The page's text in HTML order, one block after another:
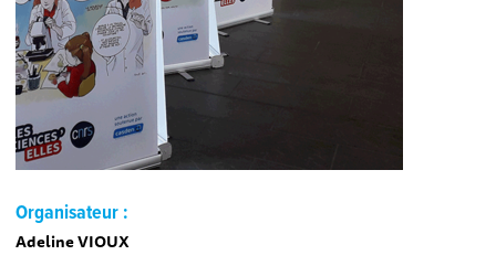
Organisateur :
Adeline VIOUX